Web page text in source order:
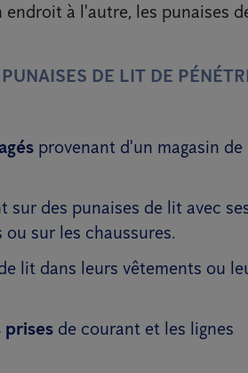
à l'autre, les punaises
DE LIT DE
provenant d'un magasin de
sur des punaises de lit avec
sur les chaussures.
lit dans leurs vêtements ou
prises de courant et les lignes